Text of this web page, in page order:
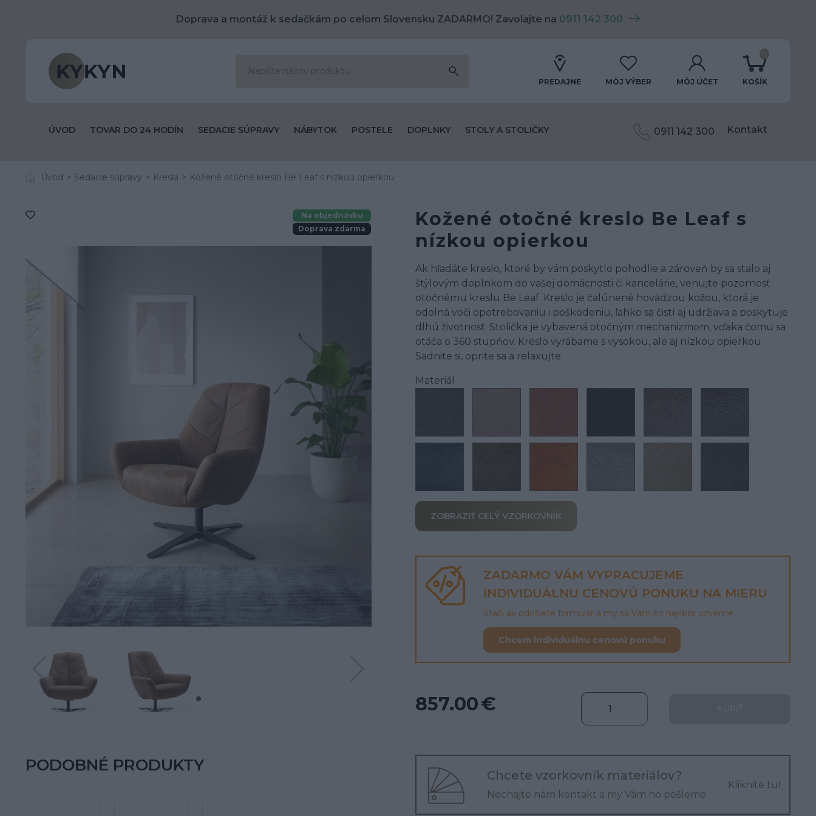
Doprava a montáž k sedačkám po celom Slovensku ZADARMO! Zavolajte na 0911 142 300
PREDAJNE MÔJ VÝBER MÔJ ÚČET KOŠÍK
0
ÚVOD TOVAR DO 24 HODÍN SEDACIE SÚPRAVY NÁBYTOK POSTELE DOPLNKY STOLY A STOLIČKY 0911 142 300 Kontakt
Úvod Sedacie súpravy Kreslá Kožené otočné kreslo Be Leaf s nízkou opierkou
Kožené otočné kreslo Be Leaf s
nízkou opierkou
Ak hľadáte kreslo, ktoré by vám poskytlo pohodlie a zároveň by sa stalo aj
štýlovým doplnkom do vašej domácnosti či kancelárie, venujte pozornosť
otočnému kreslu Be Leaf. Kreslo je čalúnené hovädzou kožou, ktorá je
odolná voči opotrebovaniu i poškodeniu, ľahko sa čistí aj udržiava a poskytuje
dlhú životnosť. Stolička je vybavená otočným mechanizmom, vďaka čomu sa
otáča o 360 stupňov. Kreslo vyrábame s vysokou, ale aj nízkou opierkou.
Sadnite si, oprite sa a relaxujte.
Materiál
ZOBRAZIŤ CELÝ VZORKOVNÍK
ZADARMO VÁM VYPRACUJEME
INDIVIDUÁLNU CENOVÚ PONUKU NA MIERU
Stačí ak odošlete formulár a my sa Vám čo najskôr ozveme.
Chcem individuálnu cenovú ponuku
857.00 €
Chcete vzorkovník materiálov?
Nechajte nám kontakt a my Vám ho pošleme
Kliknite tu!
Na objednávku
Doprava zdarma
PODOBNÉ PRODUKTY